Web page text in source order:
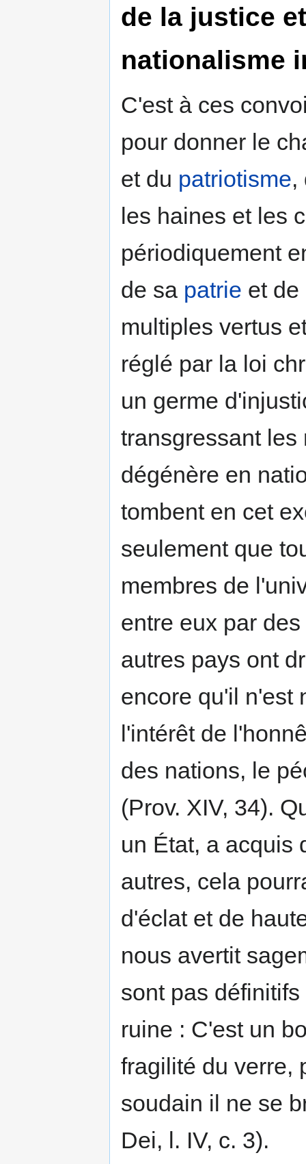
de la justice
nationalisme
C'est à ces
pour donner le
et du patriotisme,
les haines et les
périodiquement
de sa patrie et de
multiples vertus
réglé par la loi
un germe
transgressant
dégénère en
tombent en cet
seulement que
membres de
entre eux par
autres pays ont
encore qu'il n'est
l'intérêt de
des nations, le
(Prov. XIV, 34).
un État, a acquis
autres, cela
d'éclat et de
nous avertit
sont pas
ruine : C'est un
fragilité du verre,
soudain il ne se
Dei, l. IV, c. 3).